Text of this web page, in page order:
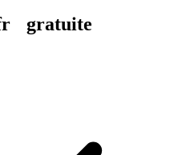
gratuite